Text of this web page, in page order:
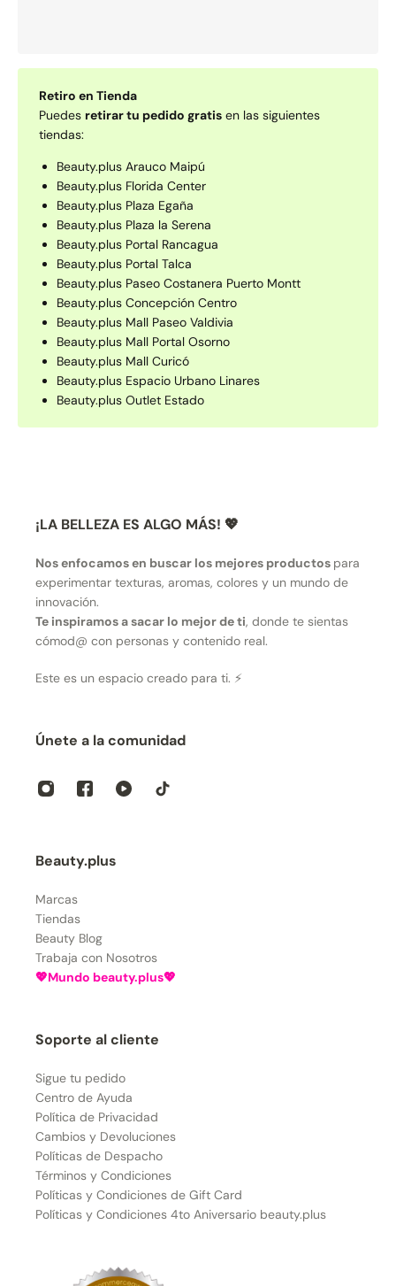
Retiro en Tienda
Puedes retirar tu pedido gratis en las siguientes
tiendas:
Beauty.plus Arauco Maipú
Beauty.plus Florida Center
Beauty.plus Plaza Egaña
Beauty.plus Plaza la Serena
Beauty.plus Portal Rancagua
Beauty.plus Portal Talca
Beauty.plus Paseo Costanera Puerto Montt
Beauty.plus Concepción Centro
Beauty.plus Mall Paseo Valdivia
Beauty.plus Mall Portal Osorno
Beauty.plus Mall Curicó
Beauty.plus Espacio Urbano Linares
Beauty.plus Outlet Estado
¡LA BELLEZA ES ALGO MÁS! 💖
Nos enfocamos en buscar los mejores productos para
experimentar texturas, aromas, colores y un mundo de
innovación.
Te inspiramos a sacar lo mejor de ti, donde te sientas
cómod@ con personas y contenido real.
Este es un espacio creado para ti. ⚡
Únete a la comunidad
Beauty.plus
Marcas
Tiendas
Beauty Blog
Trabaja con Nosotros
💖Mundo beauty.plus💖
Soporte al cliente
Sigue tu pedido
Centro de Ayuda
Política de Privacidad
Cambios y Devoluciones
Políticas de Despacho
Términos y Condiciones
Políticas y Condiciones de Gift Card
Políticas y Condiciones 4to Aniversario beauty.plus